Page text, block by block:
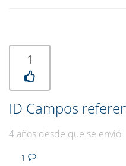
1
ID Campos
4 años desde que se envió
1